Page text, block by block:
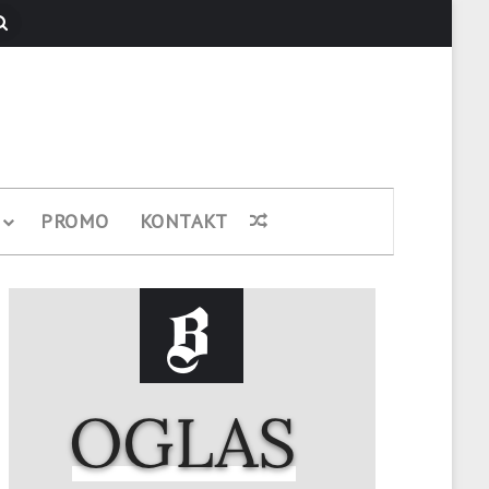
Pretraži
PROMO KONTAKT Nasumični članak